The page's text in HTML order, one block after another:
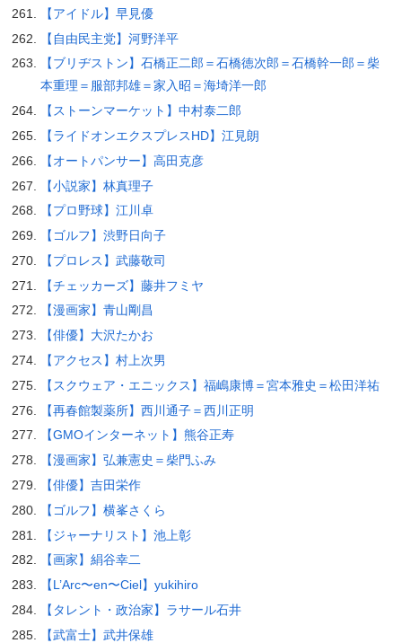
【アイドル】早見優
【自由民主党】河野洋平
【ブリヂストン】石橋正二郎＝石橋徳次郎＝石橋幹一郎＝柴
本重理＝服部邦雄＝家入昭＝海埼洋一郎
【ストーンマーケット】中村泰二郎
【ライドオンエクスプレスHD】江見朗
【オートパンサー】高田克彦
【小説家】林真理子
【プロ野球】江川卓
【ゴルフ】渋野日向子
【プロレス】武藤敬司
【チェッカーズ】藤井フミヤ
【漫画家】青山剛昌
【俳優】大沢たかお
【アクセス】村上次男
【スクウェア・エニックス】福嶋康博＝宮本雅史＝松田洋祐
【再春館製薬所】西川通子＝西川正明
【GMOインターネット】熊谷正寿
【漫画家】弘兼憲史＝柴門ふみ
【俳優】吉田栄作
【ゴルフ】横峯さくら
【ジャーナリスト】池上彰
【画家】絹谷幸二
【L’Arc〜en〜Ciel】yukihiro
【タレント・政治家】ラサール石井
【武富士】武井保雄